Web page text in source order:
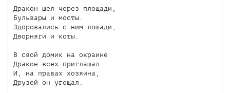
Дракон шел через площади,
Бульвары и мосты.
Здоровались с ним лошади,
Дворняги и коты.
В свой домик на окраине
Дракон всех приглашал
И, на правах хозяина,
Друзей он угощал.